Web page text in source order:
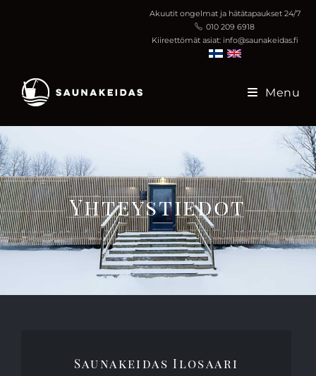
Akuutit ongelmat ja hätätapaukset 24/7
010 209 6918
Kiireettömät asiat: info@saunakeidas.fi
Menu
Yhteystiedot
Saunakeidas Ilosaari